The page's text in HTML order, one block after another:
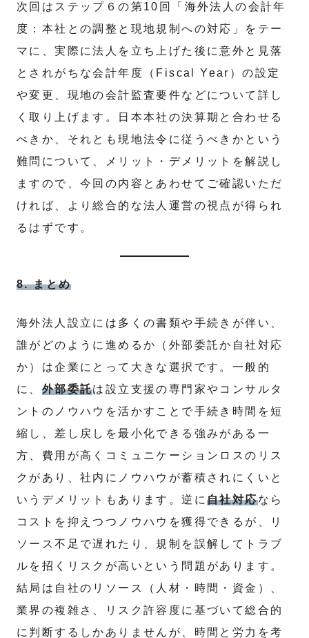
次回はステップ６の第10回「海外法人の会計年
度：本社との調整と現地規制への対応」をテー
マに、実際に法人を立ち上げた後に意外と見落
とされがちな会計年度（Fiscal Year）の設定
や変更、現地の会計監査要件などについて詳し
く取り上げます。日本本社の決算期と合わせる
べきか、それとも現地法令に従うべきかという
難問について、メリット・デメリットを解説し
ますので、今回の内容とあわせてご確認いただ
ければ、より総合的な法人運営の視点が得られ
るはずです。
8. まとめ
海外法人設立には多くの書類や手続きが伴い、
誰がどのように進めるか（外部委託か自社対応
か）は企業にとって大きな選択です。一般的
に、 外部委託は設立支援の専門家やコンサルタ
ントのノウハウを活かすことで手続き時間を短
縮し、差し戻しを最小化できる強みがある一
方、費用が高くコミュニケーションロスのリス
クがあり、社内にノウハウが蓄積されにくいと
いうデメリットもあります。逆に 自社対応なら
コストを抑えつつノウハウを獲得できるが、リ
ソース不足で遅れたり、規制を誤解してトラブ
ルを招くリスクが高いという問題があります。
結局は自社のリソース（人材・時間・資金）、
業界の複雑さ、リスク許容度に基づいて総合的
に判断するしかありませんが、時間と労力を考